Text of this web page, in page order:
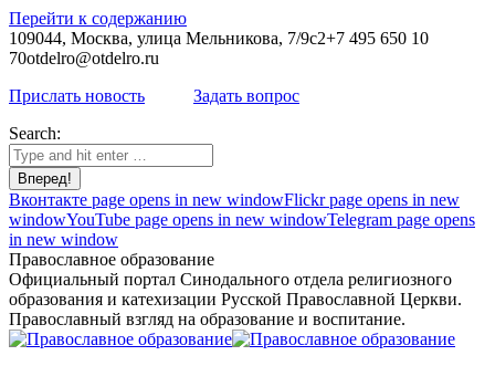
Перейти к содержанию
109044, Москва, улица Мельникова, 7/9с2+7 495 650 10
70otdelro@otdelro.ru
Прислать новость
Задать вопрос
Search:
Вконтакте page opens in new windowFlickr page opens in new
windowYouTube page opens in new windowTelegram page opens
in new window
Православное образование
Официальный портал Синодального отдела религиозного
образования и катехизации Русской Православной Церкви.
Православный взгляд на образование и воспитание.